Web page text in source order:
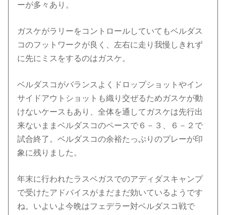
ーが多々あり。
ガスケがラリーをコントロールしていてもベルダス
コのフットワークが良く、左右に走り我慢しきれず
に先にミスをするのはガスケ。
ベルダスコがバランスよくドロップショットやイン
サイドアウトショットも織り交ぜるためガスケが動
けないケースもあり、全体を通してガスケは先行出
来ないままベルダスコのペースで６－３、６－２で
試合終了。ベルダスコの余裕たっぷりのプレーが印
象に残りました。
年末に行われたラスベガスでのアディダスキャンプ
で受けたアドバイスがまだまだ効いているようです
ね。いよいよ今晩はフェデラー対ベルダスコ戦で